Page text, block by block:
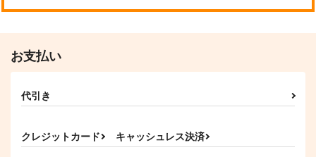
お支払い
代引き
クレジットカード キャッシュレス決済